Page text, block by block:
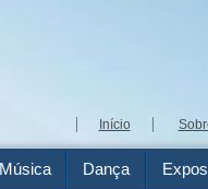
Início
Música Dança